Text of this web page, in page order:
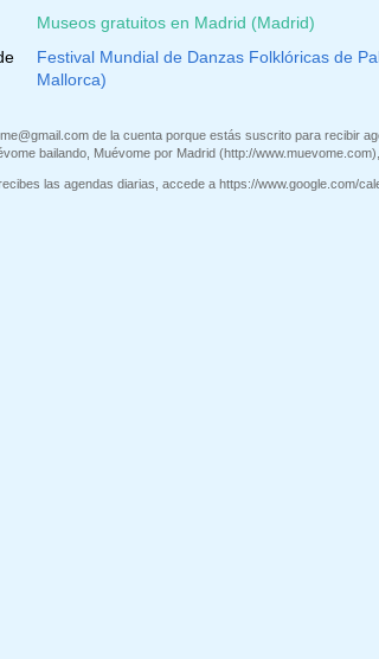
Museos gratuitos en Madrid (Madrid)
Festival Mundial de Danzas Folklóricas de
Mallorca)
de la cuenta porque estás suscrito para recibir
bailando, Muévome por Madrid (http://
las agendas diarias, accede a https://www.google.com/